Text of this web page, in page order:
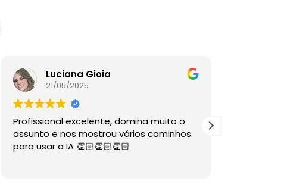
Luciana Gioia
21/05/2025
Profissional excelente, domina muito o
assunto e nos mostrou vários caminhos
para usar a IA 👏🏻👏🏻👏🏻